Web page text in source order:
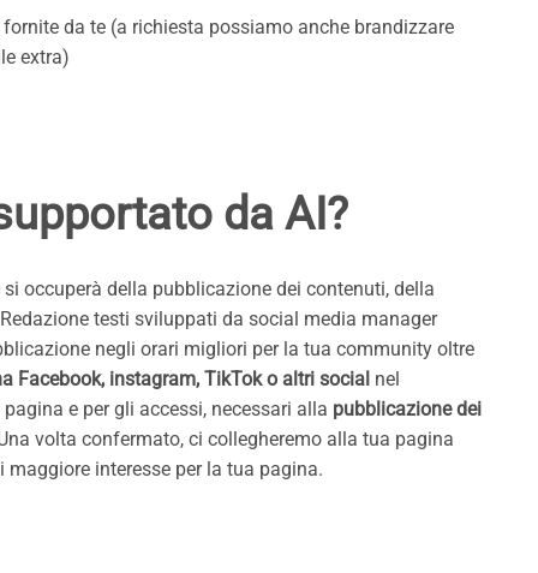
da te (a richiesta possiamo anche brandizzare
extra)
da AI?
occuperà della pubblicazione dei contenuti, della
testi sviluppati da social media manager
negli orari migliori per la tua community oltre
Facebook, instagram, TikTok o altri social nel
e per gli accessi, necessari alla pubblicazione dei
volta confermato, ci collegheremo alla tua pagina
maggiore interesse per la tua pagina.